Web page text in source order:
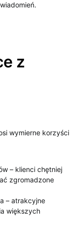
z
wymierne korzyści
– klienci chętniej
zgromadzone
– atrakcyjne
większych